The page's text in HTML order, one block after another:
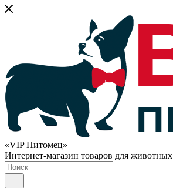
«VIP Питомец»
Интернет-магазин товаров для животных